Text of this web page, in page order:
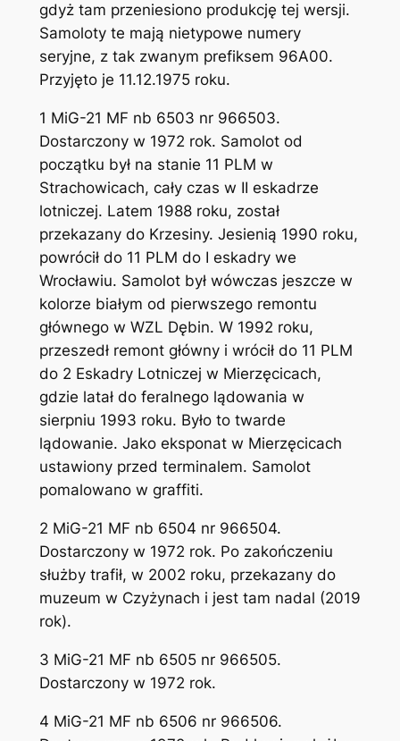
gdyż tam przeniesiono produkcję tej wersji.
Samoloty te mają nietypowe numery
seryjne, z tak zwanym prefiksem 96A00.
Przyjęto je 11.12.1975 roku.
1 MiG-21 MF nb 6503 nr 966503.
Dostarczony w 1972 rok. Samolot od
początku był na stanie 11 PLM w
Strachowicach, cały czas w II eskadrze
lotniczej. Latem 1988 roku, został
przekazany do Krzesiny. Jesienią 1990 roku,
powrócił do 11 PLM do I eskadry we
Wrocławiu. Samolot był wówczas jeszcze w
kolorze białym od pierwszego remontu
głównego w WZL Dębin. W 1992 roku,
przeszedł remont główny i wrócił do 11 PLM
do 2 Eskadry Lotniczej w Mierzęcicach,
gdzie latał do feralnego lądowania w
sierpniu 1993 roku. Było to twarde
lądowanie. Jako eksponat w Mierzęcicach
ustawiony przed terminalem. Samolot
pomalowano w graffiti.
2 MiG-21 MF nb 6504 nr 966504.
Dostarczony w 1972 rok. Po zakończeniu
służby trafił, w 2002 roku, przekazany do
muzeum w Czyżynach i jest tam nadal (2019
rok).
3 MiG-21 MF nb 6505 nr 966505.
Dostarczony w 1972 rok.
4 MiG-21 MF nb 6506 nr 966506.